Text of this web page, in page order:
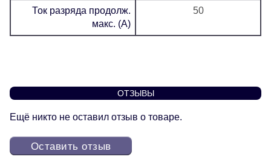
Ток разряда продолж.
макс. (А)
50
ОТЗЫВЫ
Ещё никто не оставил отзыв о товаре.
Оставить отзыв